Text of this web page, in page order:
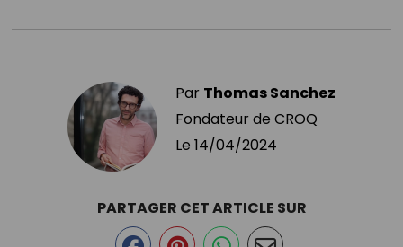
Par Thomas Sanchez
Fondateur de CROQ
Le 14/04/2024
PARTAGER CET ARTICLE SUR